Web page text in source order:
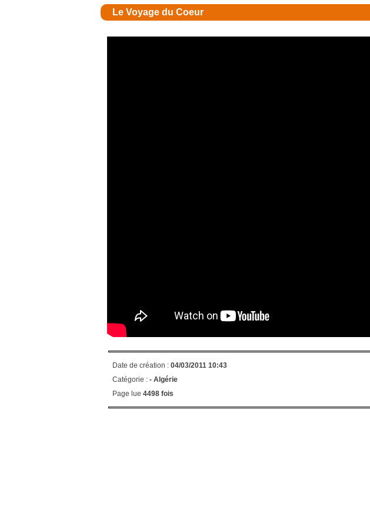
Le Voyage du Coeur
Date de création : 04/03/2011 10:43
Catégorie : - Algérie
Page lue 4498 fois